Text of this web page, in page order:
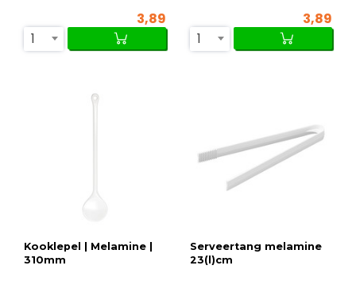
3,89
1
3,89
1
Kooklepel | Melamine |
310mm
Serveertang melamine
23(l)cm